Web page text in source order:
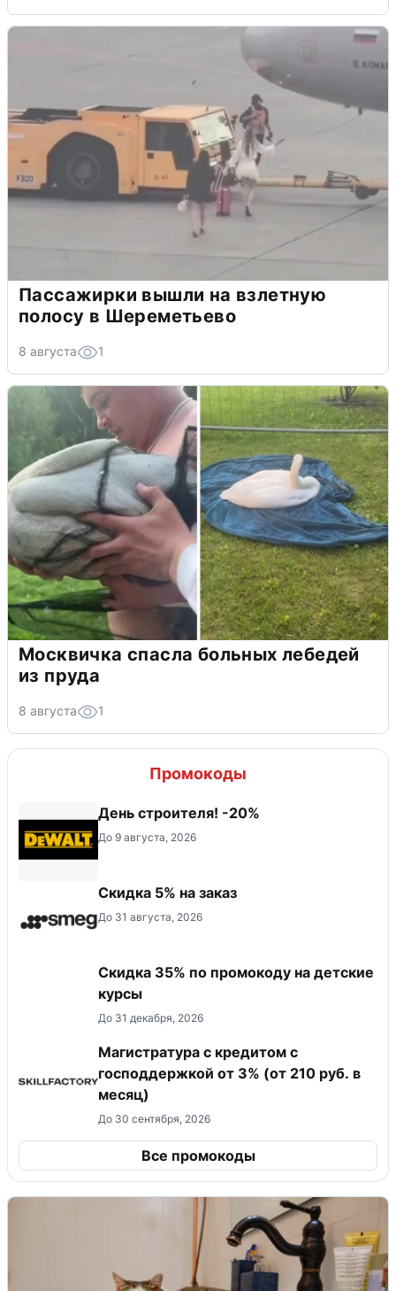
Пассажирки вышли на взлетную
полосу в Шереметьево
8 августа 1
Москвичка спасла больных лебедей
из пруда
8 августа 1
Промокоды
День строителя! -20%
До 9 августа, 2026
Скидка 5% на заказ
До 31 августа, 2026
Скидка 35% по промокоду на детские
курсы
До 31 декабря, 2026
Магистратура с кредитом с
господдержкой от 3% (от 210 руб. в
месяц)
До 30 сентября, 2026
Все промокоды